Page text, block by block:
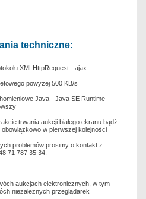
techniczne:
XMLHttpRequest - ajax
powyżej 500 KB/s
Java - Java SE Runtime
trwania aukcji białego ekranu bądź
w pierwszej kolejności
problemów prosimy o kontakt z
71 787 35 34.
aukcjach elektronicznych, w tym
niezależnych przeglądarek